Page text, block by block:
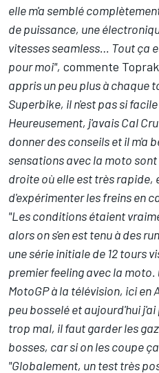
elle m'a semblé
de puissance, une
vitesses seamless… Tout ça
pour moi", commente
appris un peu plus à chaque
Superbike, il n'est pas si
Heureusement, j'avais Cal
donner des conseils et il m'a
sensations avec la moto
droite où elle est très rapide,
d'expérimenter les freins en
"Les conditions étaient
alors on s'en est tenu à des
une série initiale de 12 tours
premier feeling avec la moto.
MotoGP à la télévision, ici en
peu bosselé et aujourd'hui j'ai
trop mal, il faut garder les
bosses, car si on les coupe
"Globalement, un test très